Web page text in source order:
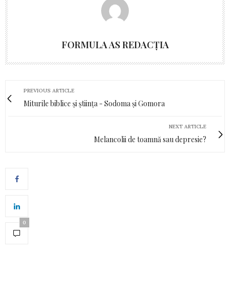
FORMULA AS REDACȚIA
PREVIOUS ARTICLE
Miturile biblice și știința - Sodoma și Gomora
NEXT ARTICLE
Melancolii de toamnă sau depresie?
0